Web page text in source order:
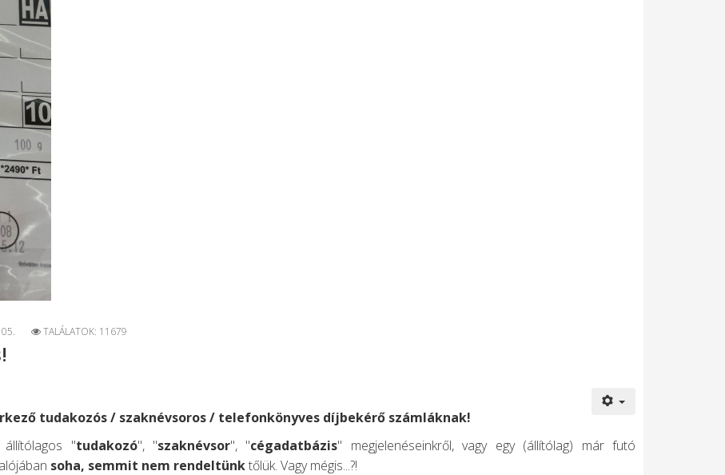
TALÁLATOK: 11679
tudakozós / szaknévsoros / telefonkönyves díjbekérő számláknak!
állítólagos "tudakozó", "szaknévsor", "cégadatbázis" megjelenéseinkről, vagy egy (állítólag) már futó
soha, semmit nem rendeltünktőlük. Vagy mégis...?!